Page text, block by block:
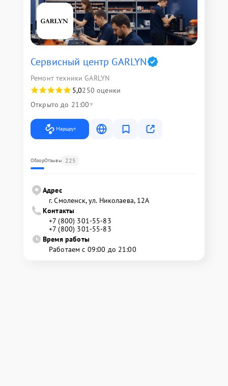
Сервисный центр GARLYN
Ремонт техники GARLYN
5,0250 оценки
Открыто до 21:00
Маршрут
ОбзорОтзывы 225
Адрес
г. Смоленск, ул. Николаева, 12А
Контакты
+7 (800) 301-55-83
+7 (800) 301-55-83
Время работы
Работаем с 09:00 до 21:00